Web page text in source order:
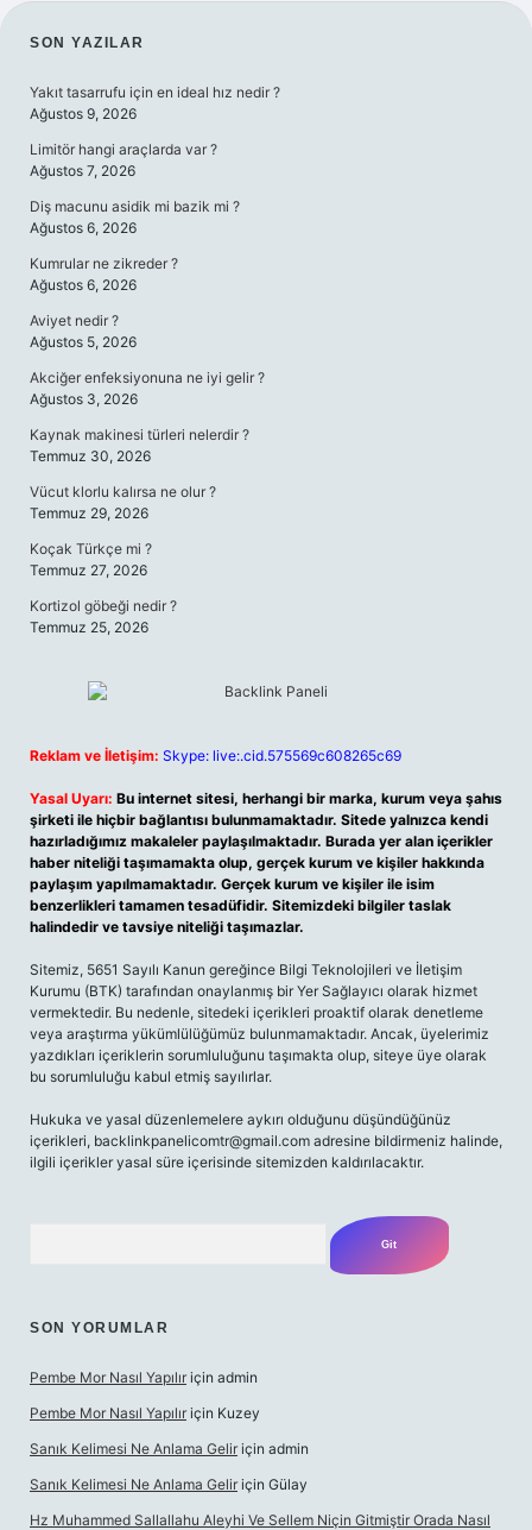
SIDEBAR
SON YAZILAR
Yakıt tasarrufu için en ideal hız nedir ?
Ağustos 9, 2026
Limitör hangi araçlarda var ?
Ağustos 7, 2026
Diş macunu asidik mi bazik mi ?
Ağustos 6, 2026
Kumrular ne zikreder ?
Ağustos 6, 2026
Aviyet nedir ?
Ağustos 5, 2026
Akciğer enfeksiyonuna ne iyi gelir ?
Ağustos 3, 2026
Kaynak makinesi türleri nelerdir ?
Temmuz 30, 2026
Vücut klorlu kalırsa ne olur ?
Temmuz 29, 2026
Koçak Türkçe mi ?
Temmuz 27, 2026
Kortizol göbeği nedir ?
Temmuz 25, 2026
Reklam ve İletişim: Skype: live:.cid.575569c608265c69
Yasal Uyarı: Bu internet sitesi, herhangi bir marka, kurum veya şahıs
şirketi ile hiçbir bağlantısı bulunmamaktadır. Sitede yalnızca kendi
hazırladığımız makaleler paylaşılmaktadır. Burada yer alan içerikler
haber niteliği taşımamakta olup, gerçek kurum ve kişiler hakkında
paylaşım yapılmamaktadır. Gerçek kurum ve kişiler ile isim
benzerlikleri tamamen tesadüfidir. Sitemizdeki bilgiler taslak
halindedir ve tavsiye niteliği taşımazlar.
Sitemiz, 5651 Sayılı Kanun gereğince Bilgi Teknolojileri ve İletişim
Kurumu (BTK) tarafından onaylanmış bir Yer Sağlayıcı olarak hizmet
vermektedir. Bu nedenle, sitedeki içerikleri proaktif olarak denetleme
veya araştırma yükümlülüğümüz bulunmamaktadır. Ancak, üyelerimiz
yazdıkları içeriklerin sorumluluğunu taşımakta olup, siteye üye olarak
bu sorumluluğu kabul etmiş sayılırlar.
Hukuka ve yasal düzenlemelere aykırı olduğunu düşündüğünüz
içerikleri, backlinkpanelicomtr@gmail.com adresine bildirmeniz halinde,
ilgili içerikler yasal süre içerisinde sitemizden kaldırılacaktır.
SON YORUMLAR
Pembe Mor Nasıl Yapılır için admin
Pembe Mor Nasıl Yapılır için Kuzey
Sanık Kelimesi Ne Anlama Gelir için admin
Sanık Kelimesi Ne Anlama Gelir için Gülay
Hz Muhammed Sallallahu Aleyhi Ve Sellem Niçin Gitmiştir Orada Nasıl